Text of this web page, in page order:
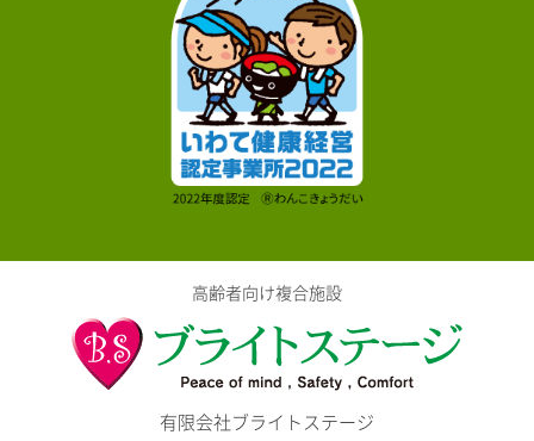
高齢者向け複合施設
有限会社ブライトステージ